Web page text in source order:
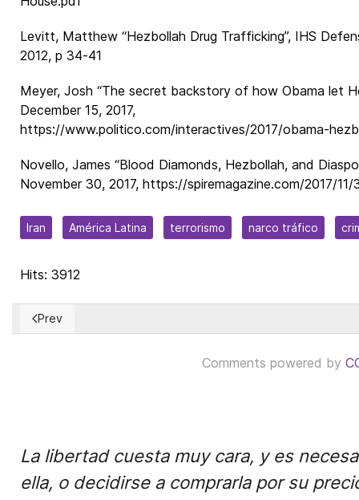
Levitt, Matthew “Hezbollah Drug Trafficking”, IHS
2012, p 34-41
Meyer, Josh “The secret backstory of how Obama let
December 15, 2017,
https://www.politico.com/interactives/2017/obama-
Novello, James “Blood Diamonds, Hezbollah, and
November 30, 2017, https://spiremagazine.com/2017/
Iran América Latina terrorismo narco tráfico
Hits: 3912
Previous article: The Eternal Mediocrity of Mexico
Prev
Comments powered by
La libertad cuesta muy cara, y es
ella, o decidirse a comprarla por su